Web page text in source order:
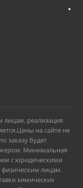
реализация
на сайте не
заказу будет
Минимальная
с юридическими
лицам.
химических